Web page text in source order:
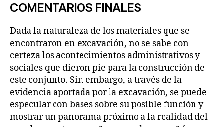
COMENTARIOS FINALES
Dada la naturaleza de los materiales que se
encontraron en excavación, no se sabe con
certeza los acontecimientos administrativos y
sociales que dieron pie para la construcción de
este conjunto. Sin embargo, a través de la
evidencia aportada por la excavación, se puede
especular con bases sobre su posible función y
mostrar un panorama próximo a la realidad del